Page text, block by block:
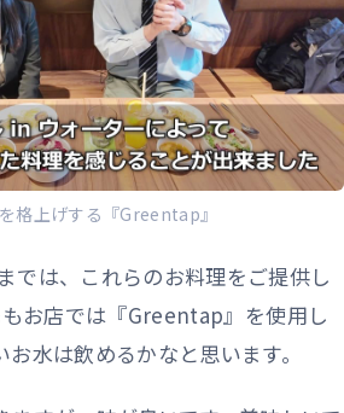
格上げする『Greentap』
では、これらのお料理をご提供し
お店では『Greentap』を使用し
水は飲めるかなと思います。